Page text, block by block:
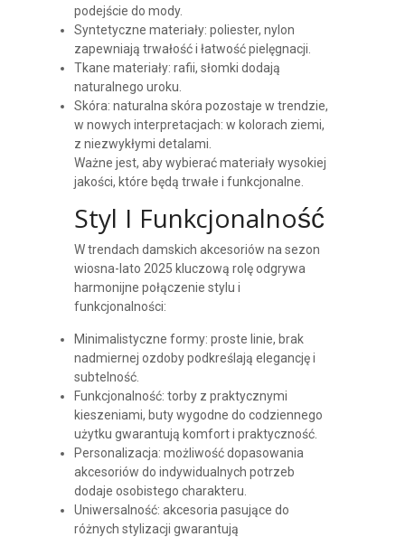
podejście do mody.
Syntetyczne materiały: poliester, nylon
zapewniają trwałość i łatwość pielęgnacji.
Tkane materiały: rafii, słomki dodają
naturalnego uroku.
Skóra: naturalna skóra pozostaje w trendzie,
w nowych interpretacjach: w kolorach ziemi,
z niezwykłymi detalami.
Ważne jest, aby wybierać materiały wysokiej
jakości, które będą trwałe i funkcjonalne.
Styl I Funkcjonalność
W trendach damskich akcesoriów na sezon
wiosna-lato 2025 kluczową rolę odgrywa
harmonijne połączenie stylu i
funkcjonalności:
Minimalistyczne formy: proste linie, brak
nadmiernej ozdoby podkreślają elegancję i
subtelność.
Funkcjonalność: torby z praktycznymi
kieszeniami, buty wygodne do codziennego
użytku gwarantują komfort i praktyczność.
Personalizacja: możliwość dopasowania
akcesoriów do indywidualnych potrzeb
dodaje osobistego charakteru.
Uniwersalność: akcesoria pasujące do
różnych stylizacji gwarantują